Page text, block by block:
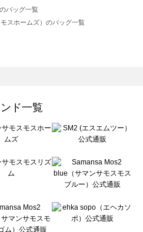
バッグ一覧
スホームズ）のバッグ一覧
イサマンサモスモス）のバッグ一覧
ブルー）のバッグ一覧
のバッグ一覧
一覧
ッグ一覧
覧
ド一覧